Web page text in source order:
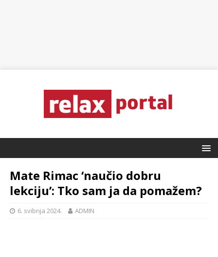
Mate Rimac ‘naučio dobru
lekciju’: Tko sam ja da pomažem?
6. svibnja 2024. ADMIN